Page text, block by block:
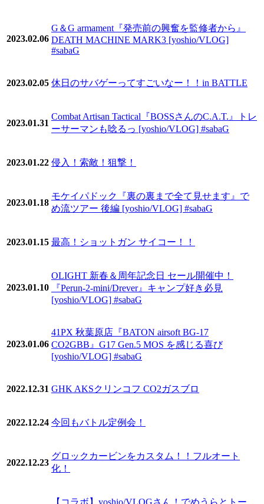
2023.02.06
G＆G armament『発売前の興奮を監修者から』
DEATH MACHINE MARK3 [yoshio/VLOG]
#sabaG
2023.02.05 休日のサバゲーってすごいなー！！in BATTLE
2023.01.31
Combat Artisan Tactical『BOSSさんのC.A.T.』トレ
ーサーマンも唸るっ [yoshio/VLOG] #sabaG
2023.01.22 侵入！索敵！狙撃！
2023.01.18
モケイパドック『裏の裏まで全て見せます』で
め流ツアー 後編 [yoshio/VLOG] #sabaG
2023.01.15 最高！ショットガン サイコー！！
2023.01.10
OLIGHT 新春＆周年記念日 セール開催中！
『Perun-2-mini/Drever』キャンプ好き必見
[yoshio/VLOG] #sabaG
2023.01.06
41PX 秋葉原店『BATON airsoft BG-17
CO2GBB』G17 Gen.5 MOS を感じる喜び
[yoshio/VLOG] #sabaG
2022.12.31 GHK AKSクリンコフ CO2ガスブロ
2022.12.24 今回もバトル定例会！
2022.12.23
グロックカービンをカスタム！！フルオート
化！
【コラボ】yoshio/VLOGさん！でめうらとトー